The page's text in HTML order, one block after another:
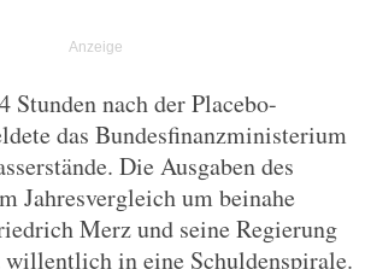
Stunden nach der Placebo-
das Bundesfinanzministerium
Die Ausgaben des
Jahresvergleich um beinahe
Merz und seine Regierung
willentlich in eine Schuldenspirale.